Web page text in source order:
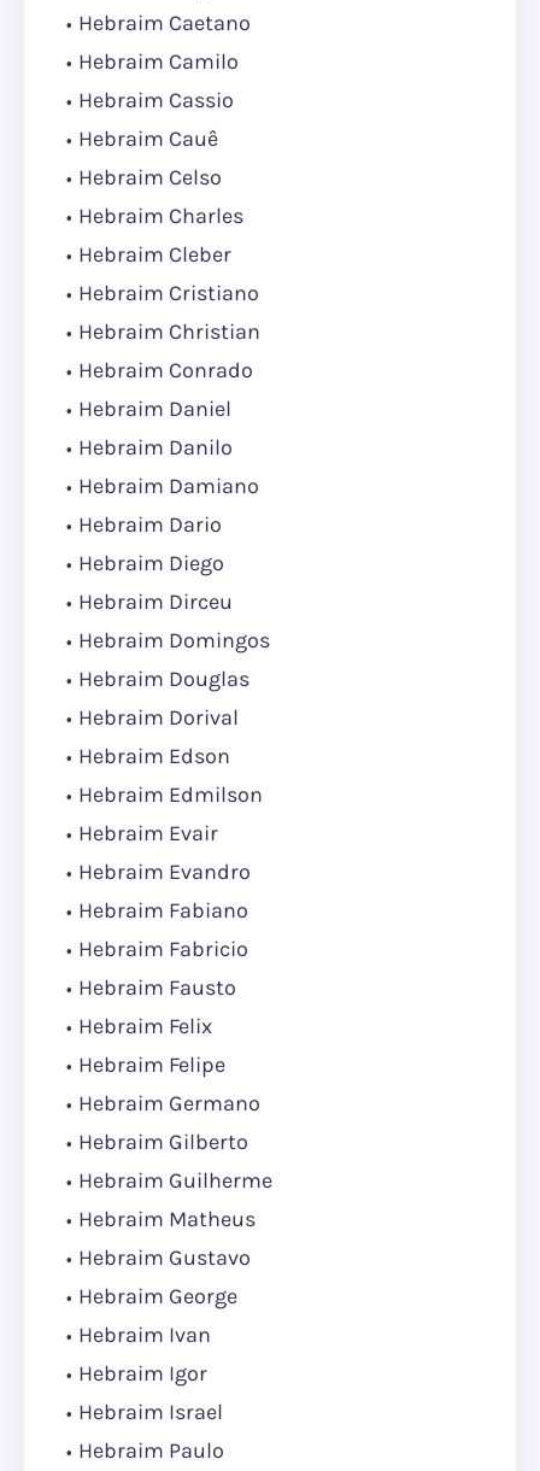
Hebraim Caetano
Hebraim Camilo
Hebraim Cassio
Hebraim Cauê
Hebraim Celso
Hebraim Charles
Hebraim Cleber
Hebraim Cristiano
Hebraim Christian
Hebraim Conrado
Hebraim Daniel
Hebraim Danilo
Hebraim Damiano
Hebraim Dario
Hebraim Diego
Hebraim Dirceu
Hebraim Domingos
Hebraim Douglas
Hebraim Dorival
Hebraim Edson
Hebraim Edmilson
Hebraim Evair
Hebraim Evandro
Hebraim Fabiano
Hebraim Fabricio
Hebraim Fausto
Hebraim Felix
Hebraim Felipe
Hebraim Germano
Hebraim Gilberto
Hebraim Guilherme
Hebraim Matheus
Hebraim Gustavo
Hebraim George
Hebraim Ivan
Hebraim Igor
Hebraim Israel
Hebraim Paulo